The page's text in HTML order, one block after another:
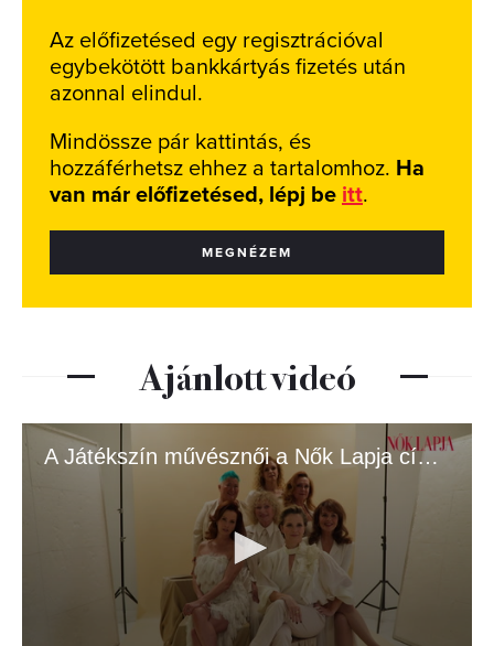
Az előfizetésed egy regisztrációval
egybekötött bankkártyás fizetés után
azonnal elindul.
Mindössze pár kattintás, és
hozzáférhetsz ehhez a tartalomhoz. Ha
van már előfizetésed, lépj be itt.
MEGNÉZEM
Ajánlott videó
A Játékszín művésznői a Nők Lapja címlapján